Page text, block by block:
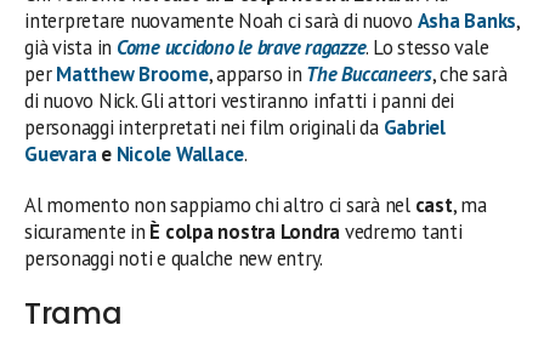
interpretare nuovamente Noah ci sarà di nuovo Asha Banks,
già vista in Come uccidono le brave ragazze. Lo stesso vale
perMatthew Broome, apparso in The Buccaneers, che sarà
di nuovo Nick. Gli attori vestiranno infatti i panni dei
personaggi interpretati nei film originali da Gabriel
Guevarae Nicole Wallace.
Al momento non sappiamo chi altro ci sarà nel cast, ma
sicuramente in È colpa nostra Londravedremo tanti
personaggi noti e qualche new entry.
Trama